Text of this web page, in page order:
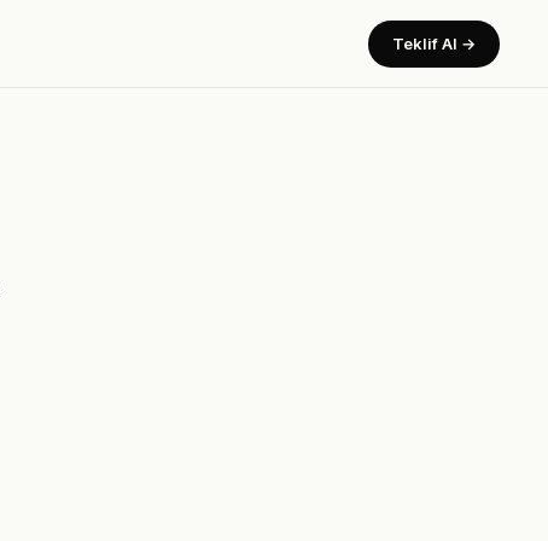
Teklif Al →